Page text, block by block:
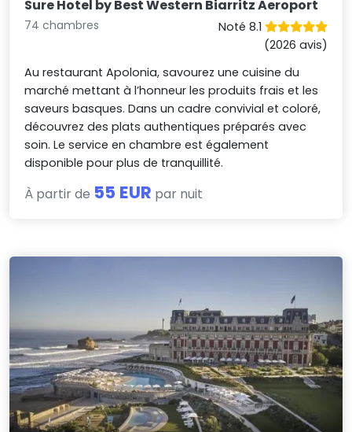
Sure Hotel by Best Western Biarritz Aeroport
74 chambres
Noté 8.1
(2026 avis)
Au restaurant Apolonia, savourez une cuisine du
marché mettant à l’honneur les produits frais et les
saveurs basques. Dans un cadre convivial et coloré,
découvrez des plats authentiques préparés avec
soin. Le service en chambre est également
disponible pour plus de tranquillité.
À partir de 55 EUR par nuit